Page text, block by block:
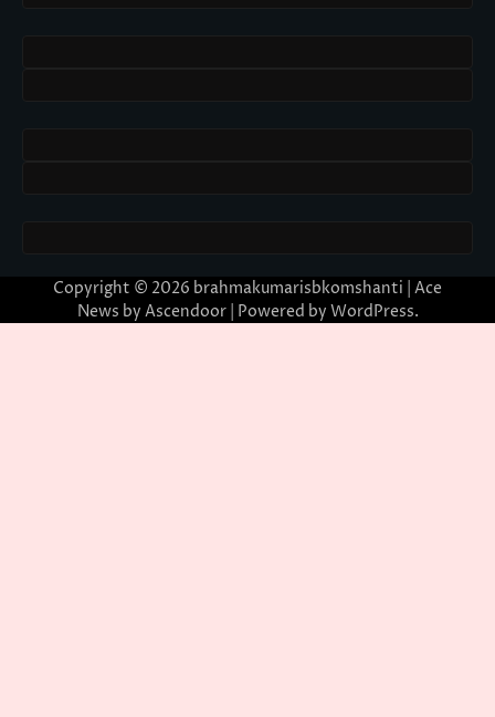
Copyright © 2026 brahmakumarisbkomshanti | Ace
News by Ascendoor| Powered by WordPress.